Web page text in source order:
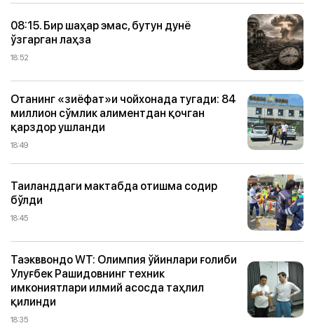
08:15. Бир шаҳар эмас, бутун дунё
ўзгарган лаҳза
18:52
Отанинг «зиёфат»и чойхонада тугади: 84
миллион сўмлик алиментдан қочган
қарздор ушланди
18:49
Таиланддаги мактабда отишма содир
бўлди
18:45
Таэкввондо WТ: Олимпия ўйинлари ғолиби
Улуғбек Рашидовнинг техник
имкониятлари илмий асосда таҳлил
қилинди
18:35